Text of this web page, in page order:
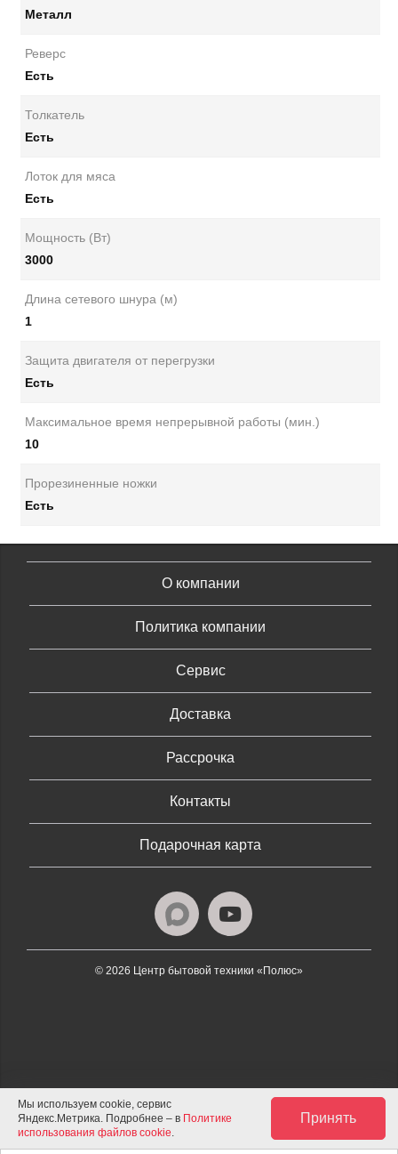
Металл
Реверс
Есть
Толкатель
Есть
Лоток для мяса
Есть
Мощность (Вт)
3000
Длина сетевого шнура (м)
1
Защита двигателя от перегрузки
Есть
Максимальное время непрерывной работы (мин.)
10
Прорезиненные ножки
Есть
О компании
Политика компании
Сервис
Доставка
Рассрочка
Контакты
Подарочная карта
© 2026 Центр бытовой техники «Полюс»
Мы используем cookie, сервис
Яндекс.Метрика. Подробнее – в Политике
использования файлов cookie.
Принять